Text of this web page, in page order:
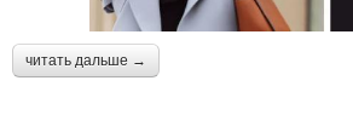
читать дальше →